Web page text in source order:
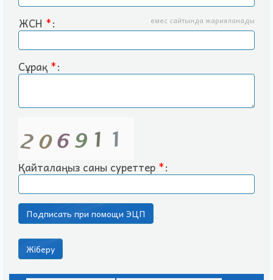
ЖСН *: емес сайтында жарияланады
Сұрақ *:
Қайталаңыз саны суреттер *: